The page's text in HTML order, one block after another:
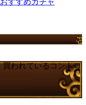
買われているコントロ